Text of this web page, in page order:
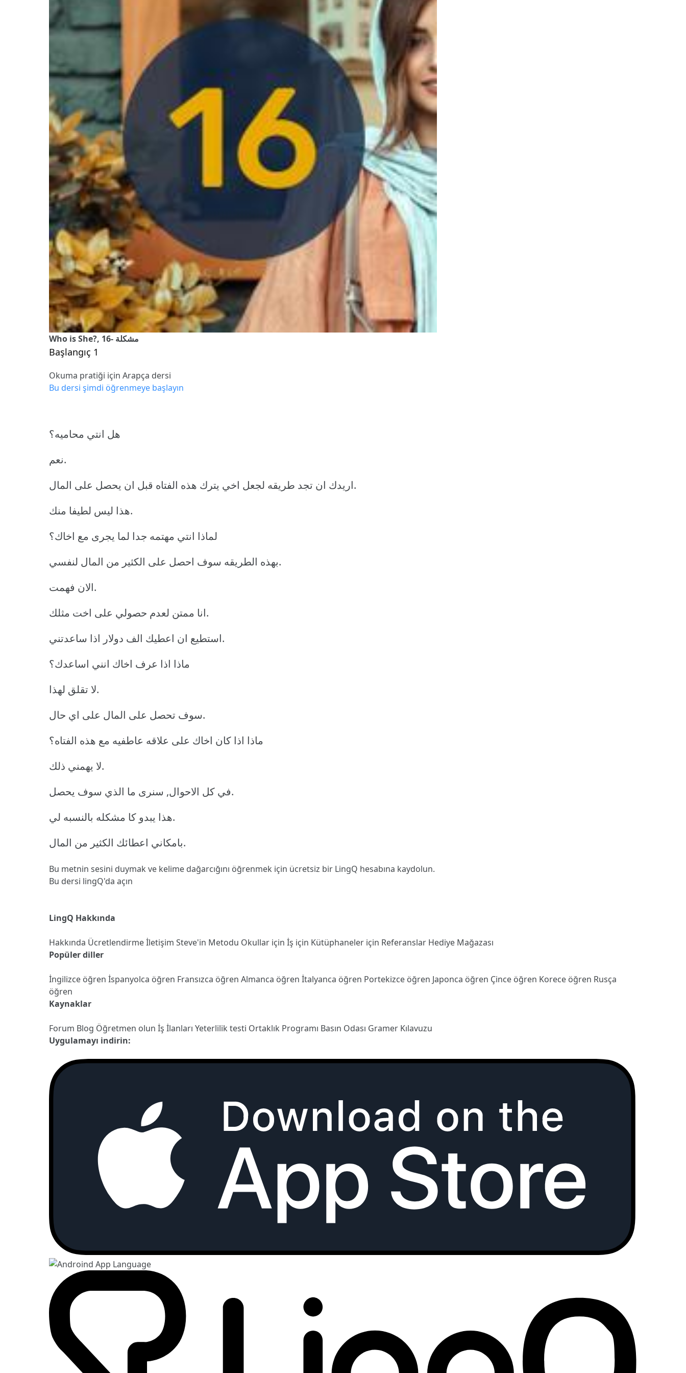
Who is She?, 16- مشكلة
Başlangıç 1
Okuma pratiği için Arapça dersi
Bu dersi şimdi öğrenmeye başlayın
هل انتي محاميه؟
نعم.
اريدك ان تجد طريقه لجعل اخي يترك هذه الفتاه قبل ان يحصل على المال.
هذا ليس لطيفا منك.
لماذا انتي مهتمه جدا لما يجرى مع اخاك؟
بهذه الطريقه سوف احصل على الكثير من المال لنفسي.
الان فهمت.
انا ممتن لعدم حصولي على اخت مثلك.
استطيع ان اعطيك الف دولار اذا ساعدتني.
ماذا اذا عرف اخاك انني اساعدك؟
لا تقلق لهذا.
سوف تحصل على المال على اي حال.
ماذا اذا كان اخاك على علاقه عاطفيه مع هذه الفتاه؟
لا يهمني ذلك.
في كل الاحوال, سنرى ما الذي سوف يحصل.
هذا يبدو كا مشكله بالنسبه لي.
بامكاني اعطائك الكثير من المال.
Bu metnin sesini duymak ve kelime dağarcığını öğrenmek için ücretsiz bir LingQ hesabına kaydolun.
Bu dersi lingQ'da açın
LingQ Hakkında
Hakkında Ücretlendirmeİletişim Steve'in Metodu Okullar için İş için Kütüphaneler için Referanslar Hediye Mağazası
Popüler diller
İngilizce öğren İspanyolca öğren Fransızca öğren Almanca öğren İtalyanca öğren Portekizce öğren Japonca öğren Çince öğren Korece öğren Rusça
öğren
Kaynaklar
Forum Blog Öğretmen olun İş İlanları Yeterlilik testi Ortaklık Programı Basın Odası Gramer Kılavuzu
Uygulamayı indirin: